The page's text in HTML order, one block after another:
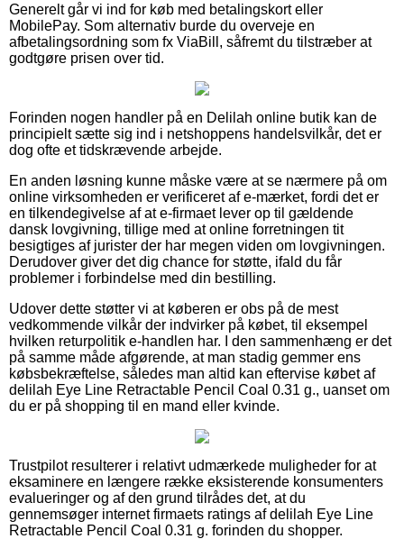
Generelt går vi ind for køb med betalingskort eller
MobilePay. Som alternativ burde du overveje en
afbetalingsordning som fx ViaBill, såfremt du tilstræber at
godtgøre prisen over tid.
Forinden nogen handler på en Delilah online butik kan de
principielt sætte sig ind i netshoppens handelsvilkår, det er
dog ofte et tidskrævende arbejde.
En anden løsning kunne måske være at se nærmere på om
online virksomheden er verificeret af e-mærket, fordi det er
en tilkendegivelse af at e-firmaet lever op til gældende
dansk lovgivning, tillige med at online forretningen tit
besigtiges af jurister der har megen viden om lovgivningen.
Derudover giver det dig chance for støtte, ifald du får
problemer i forbindelse med din bestilling.
Udover dette støtter vi at køberen er obs på de mest
vedkommende vilkår der indvirker på købet, til eksempel
hvilken returpolitik e-handlen har. I den sammenhæng er det
på samme måde afgørende, at man stadig gemmer ens
købsbekræftelse, således man altid kan eftervise købet af
delilah Eye Line Retractable Pencil Coal 0.31 g., uanset om
du er på shopping til en mand eller kvinde.
Trustpilot resulterer i relativt udmærkede muligheder for at
eksaminere en længere række eksisterende konsumenters
evalueringer og af den grund tilrådes det, at du
gennemsøger internet firmaets ratings af delilah Eye Line
Retractable Pencil Coal 0.31 g. forinden du shopper.